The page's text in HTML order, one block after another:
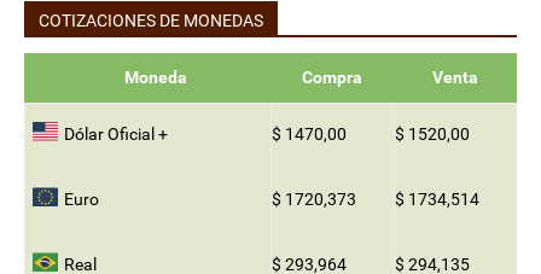
COTIZACIONES DE MONEDAS
Moneda Compra Venta
Dólar Oficial + $ 1470,00 $ 1520,00
Euro $ 1720,373 $ 1734,514
Real $ 293,964 $ 294,135